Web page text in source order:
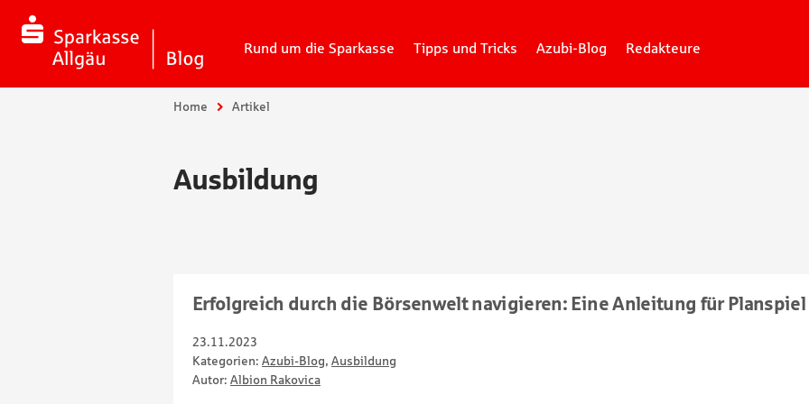
Rund um die Sparkasse
Tipps und Tricks Azubi-Blog Redakteure
Home Artikel
Ausbildung
Erfolgreich durch die Börsenwelt navigieren: Eine Anleitung für Planspiel
23.11.2023
Kategorien: Azubi-Blog, Ausbildung
Autor: Albion Rakovica